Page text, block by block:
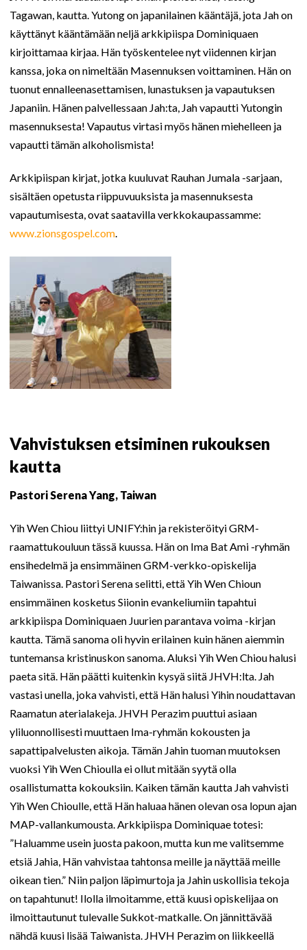
Tagawan, kautta. Yutong on japanilainen kääntäjä, jota Jah on
käyttänyt kääntämään neljä arkkipiispa Dominiquaen
kirjoittamaa kirjaa. Hän työskentelee nyt viidennen kirjan
kanssa, joka on nimeltään Masennuksen voittaminen. Hän on
tuonut ennalleenasettamisen, lunastuksen ja vapautuksen
Japaniin. Hänen palvellessaan Jah:ta, Jah vapautti Yutongin
masennuksesta! Vapautus virtasi myös hänen miehelleen ja
vapautti tämän alkoholismista!
Arkkipiispan kirjat, jotka kuuluvat Rauhan Jumala -sarjaan,
sisältäen opetusta riippuvuuksista ja masennuksesta
vapautumisesta, ovat saatavilla verkkokaupassamme:
www.zionsgospel.com.
Vahvistuksen etsiminen rukouksen
kautta
Pastori Serena Yang, Taiwan
Yih Wen Chiou liittyi UNIFY:hin ja rekisteröityi GRM-
raamattukouluun tässä kuussa. Hän on Ima Bat Ami -ryhmän
ensihedelmä ja ensimmäinen GRM-verkko-opiskelija
Taiwanissa. Pastori Serena selitti, että Yih Wen Chioun
ensimmäinen kosketus Siionin evankeliumiin tapahtui
arkkipiispa Dominiquaen Juurien parantava voima -kirjan
kautta. Tämä sanoma oli hyvin erilainen kuin hänen aiemmin
tuntemansa kristinuskon sanoma. Aluksi Yih Wen Chiou halusi
paeta sitä. Hän päätti kuitenkin kysyä siitä JHVH:lta. Jah
vastasi unella, joka vahvisti, että Hän halusi Yihin noudattavan
Raamatun aterialakeja. JHVH Perazim puuttui asiaan
yliluonnollisesti muuttaen Ima-ryhmän kokousten ja
sapattipalvelusten aikoja. Tämän Jahin tuoman muutoksen
vuoksi Yih Wen Chioulla ei ollut mitään syytä olla
osallistumatta kokouksiin. Kaiken tämän kautta Jah vahvisti
Yih Wen Chioulle, että Hän haluaa hänen olevan osa lopun ajan
MAP-vallankumousta. Arkkipiispa Dominiquae totesi:
”Haluamme usein juosta pakoon, mutta kun me valitsemme
etsiä Jahia, Hän vahvistaa tahtonsa meille ja näyttää meille
oikean tien.” Niin paljon läpimurtoja ja Jahin uskollisia tekoja
on tapahtunut! Ilolla ilmoitamme, että kuusi opiskelijaa on
ilmoittautunut tulevalle Sukkot-matkalle. On jännittävää
nähdä kuusi lisää Taiwanista. JHVH Perazim on liikkeellä